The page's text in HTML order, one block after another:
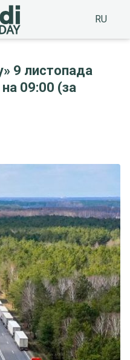
RU
9 листопада
09:00 (за